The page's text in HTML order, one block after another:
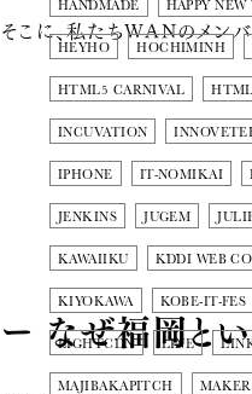
HANDMADE HAPPY NEW
HEYHO HOCHIMINH
HTML5 CARNIVAL
INCUVATION
IPHONE IT-NOMIKAI
JENKINS JUGEM
KAWAIIKU KDDI WEB
KIYOKAWA KOBE-IT-FES
LIGHTCDN LINE
MAJIBAKAPITCH
そこに、私たちWANのメン
ー なぜ福岡と